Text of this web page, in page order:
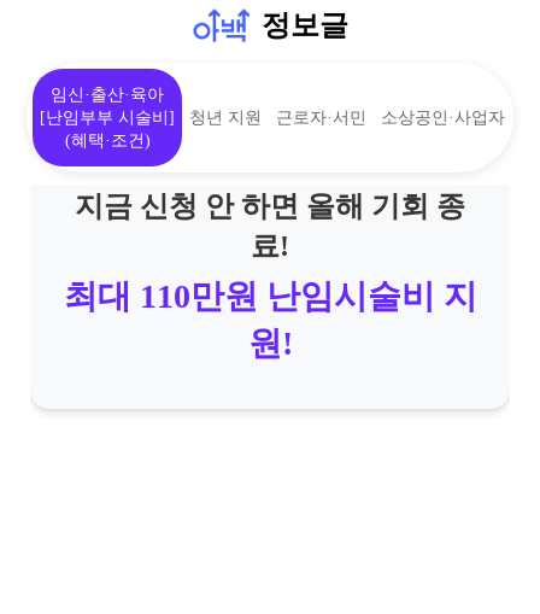
정보글
임신·출산·육아
[난임부부 시술비]
(혜택·조건)
청년 지원 근로자·서민 소상공인·사업자
지금 신청 안 하면 올해 기회 종
료!
최대 110만원 난임시술비 지
원!